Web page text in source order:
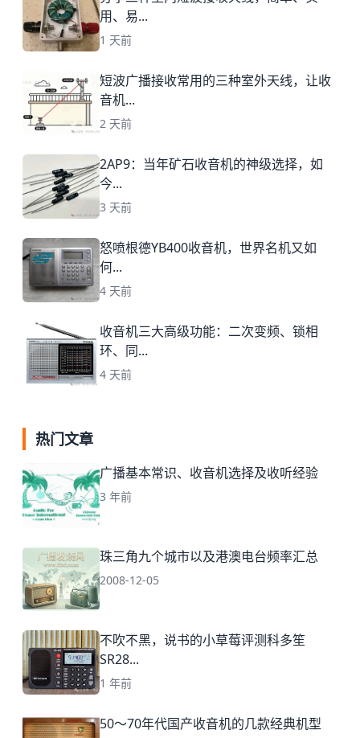
用、易...
1 天前
短波广播接收常用的三种室外天线，让收
音机...
2 天前
2AP9：当年矿石收音机的神级选择，如
今...
3 天前
怒喷根德YB400收音机，世界名机又如
何...
4 天前
收音机三大高级功能：二次变频、锁相
环、同...
4 天前
热门文章
广播基本常识、收音机选择及收听经验
3 年前
珠三角九个城市以及港澳电台频率汇总
2008-12-05
不吹不黑，说书的小草莓评测科多笙
SR28...
1 年前
50～70年代国产收音机的几款经典机型